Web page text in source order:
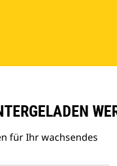
für Ihr wachsendes